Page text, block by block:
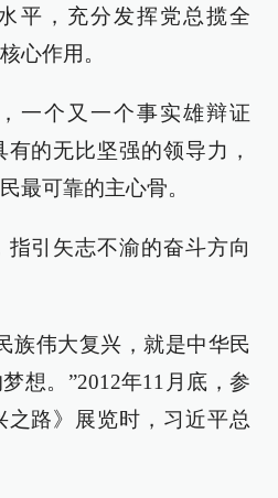
平，充分发挥党总揽全
心作用。
一个又一个事实雄辩证
的无比坚强的领导力，
最可靠的主心骨。
指引矢志不渝的奋斗方向
族伟大复兴，就是中华民
想。”2012年11月底，参
之路》展览时，习近平总